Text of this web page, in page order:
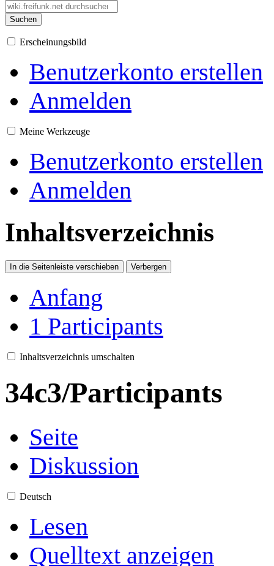
Suchen
Erscheinungsbild
Benutzerkonto erstellen
Anmelden
Meine Werkzeuge
Benutzerkonto erstellen
Anmelden
Inhaltsverzeichnis
In die Seitenleiste verschieben Verbergen
Anfang
1 Participants
Inhaltsverzeichnis umschalten
34c3/Participants
Seite
Diskussion
Deutsch
Lesen
Quelltext anzeigen